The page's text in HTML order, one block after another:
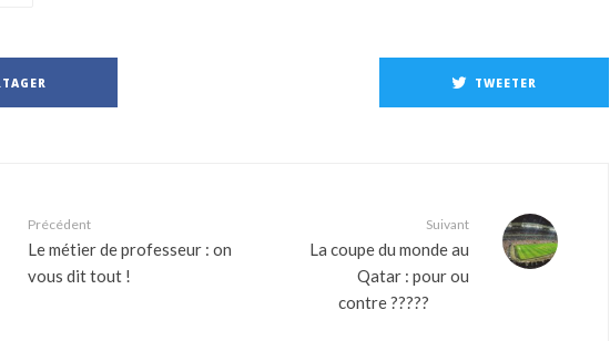
TWEETER
Précédent
Le métier de professeur : on
vous dit tout !
Suivant
La coupe du monde au
Qatar : pour ou
contre ?????